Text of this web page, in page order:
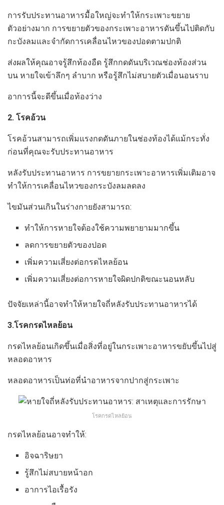
การรับประทานอาหารมื้อใหญ่จะทำให้กระเพาะขยาย
ตัวอย่างมาก การขยายตัวของกระเพาะอาหารดันขึ้นไปติดกับ
กะบังลมและจำกัดการเคลื่อนไหวของปอดตามปกติ
ส่งผลให้คุณอาจรู้สึกท้องอืด รู้สึกกดดันบริเวณช่องท้องส่วน
บน หายใจเข้าลึกๆ ลำบาก หรือรู้สึกไม่สบายตัวเมื่อนอนราบ
อาการนี้จะดีขึ้นเมื่อท้องว่าง
2. โรคอ้วน
โรคอ้วนสามารถเพิ่มแรงกดดันภายในช่องท้องได้แม้กระทั่ง
ก่อนที่คุณจะรับประทานอาหาร
หลังรับประทานอาหาร การขยายกระเพาะอาหารเพิ่มเติมอาจ
ทำให้การเคลื่อนไหวของกระบังลมลดลง
ไขมันส่วนเกินในร่างกายยังสามารถ:
ทำให้การหายใจต้องใช้ความพยายามมากขึ้น
ลดการขยายตัวของปอด
เพิ่มความเสี่ยงต่อกรดไหลย้อน
เพิ่มความเสี่ยงต่อการหายใจผิดปกติขณะนอนหลับ
ปัจจัยเหล่านี้อาจทำให้หายใจถี่หลังรับประทานอาหารได้
3.โรคกรดไหลย้อน
กรดไหลย้อนเกิดขึ้นเมื่อสิ่งที่อยู่ในกระเพาะอาหารขยับขึ้นไปสู่
หลอดอาหาร
หลอดอาหารเป็นท่อที่นำอาหารจากปากสู่กระเพาะ
โรคกรดไหลย้อน
กรดไหลย้อนอาจทำให้:
อิจฉาริษยา
รู้สึกไม่สบายหน้าอก
อาการไอเรื้อรัง